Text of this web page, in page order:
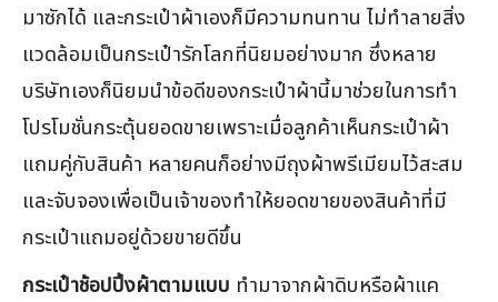
มาซักได้ และกระเป๋าผ้าเองก็มีความทนทาน ไม่ทำลายสิ่ง
แวดล้อมเป็นกระเป๋ารักโลกที่นิยมอย่างมาก ซึ่งหลาย
บริษัทเองก็นิยมนำข้อดีของกระเป๋าผ้านี้มาช่วยในการทำ
โปรโมชั่นกระตุ้นยอดขายเพราะเมื่อลูกค้าเห็นกระเป๋าผ้า
แถมคู่กับสินค้า หลายคนก็อย่างมีถุงผ้าพรีเมียมไว้สะสม
และจับจองเพื่อเป็นเจ้าของทำให้ยอดขายของสินค้าที่มี
กระเป๋าแถมอยู่ด้วยขายดีขึ้น
กระเป๋าช้อปปิ้งผ้าตามแบบ ทำมาจากผ้าดิบหรือผ้าแค